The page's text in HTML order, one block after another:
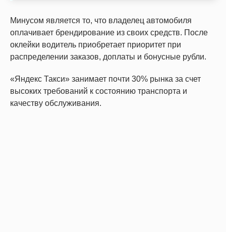
Минусом является то, что владелец автомобиля
оплачивает брендирование из своих средств. После
оклейки водитель приобретает приоритет при
распределении заказов, доплаты и бонусные рубли.
«Яндекс Такси» занимает почти 30% рынка за счет
высоких требований к состоянию транспорта и
качеству обслуживания.